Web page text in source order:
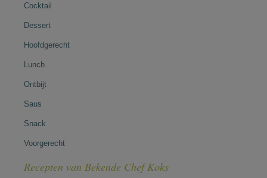
Cocktail
Dessert
Hoofdgerecht
Lunch
Ontbijt
Saus
Snack
Voorgerecht
Recepten van Bekende Chef Koks